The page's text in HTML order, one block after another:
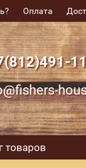
Оплата
товаров